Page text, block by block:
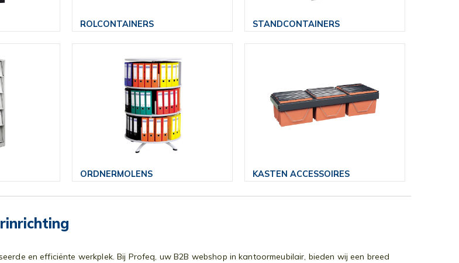
ROLCONTAINERS STANDCONTAINERS
ORDNERMOLENS KASTEN ACCESSOIRES
en efficiënte werkplek. Bij Profeq, uw B2B webshop in kantoormeubilair, bieden wij een breed